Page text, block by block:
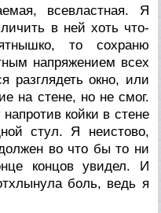
всевластная. Я
в ней хоть что-
то сохраню
напряжением всех
разглядеть окно, или
на стене, но не смог.
койки в стене
стул. Я неистово,
во что бы то ни
концов увидел. И
боль, ведь я